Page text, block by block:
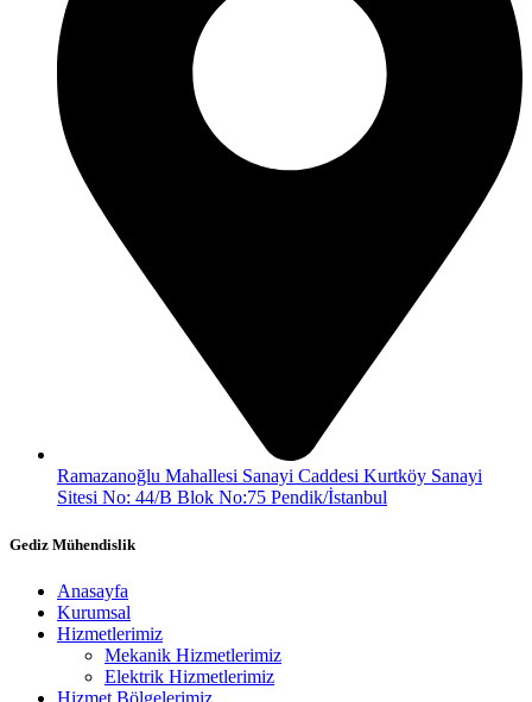
Ramazanoğlu Mahallesi Sanayi Caddesi Kurtköy Sanayi
Sitesi No: 44/B Blok No:75 Pendik/İstanbul
Gediz Mühendislik
Anasayfa
Kurumsal
Hizmetlerimiz
Mekanik Hizmetlerimiz
Elektrik Hizmetlerimiz
Hizmet Bölgelerimiz